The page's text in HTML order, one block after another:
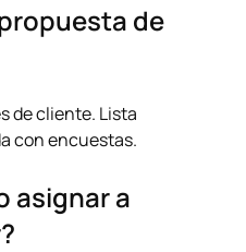
de
de cliente. Lista
con encuestas.
asignar a